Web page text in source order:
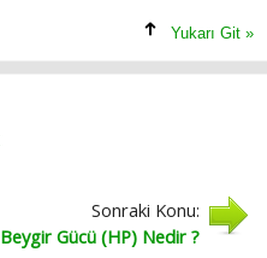
Yukarı Git »
Sonraki Konu:
Beygir Gücü (HP) Nedir ?